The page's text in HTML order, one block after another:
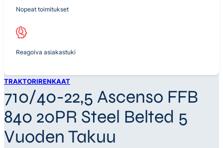
Nopeat toimitukset
Reagoiva asiakastuki
TRAKTORIRENKAAT
710/40-22,5 Ascenso FFB
840 20PR Steel Belted 5
Vuoden Takuu